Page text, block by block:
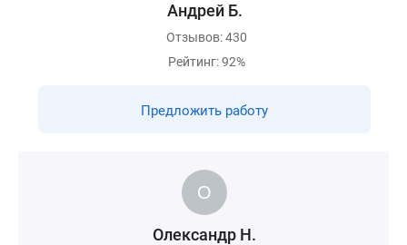
Андрей Б.
Отзывов: 430
Рейтинг: 92%
Предложить работу
Олександр Н.